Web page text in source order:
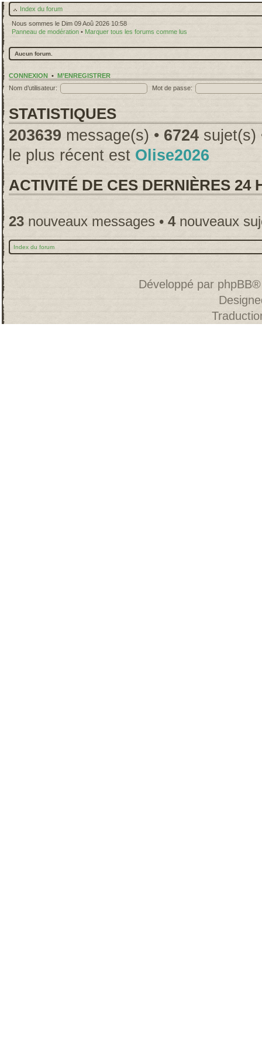
Index du forum
Nous sommes le Dim 09 Aoû 2026 10:58
Panneau de modération • Marquer tous les forums comme lus
Aucun forum.
CONNEXION • M’ENREGISTRER
Nom d’utilisateur:
Mot de passe:
STATISTIQUES
203639 message(s) • 6724 sujet(s)
le plus récent est Olise2026
ACTIVITÉ DE CES DERNIÈRES 24
23 nouveaux messages • 4nouveaux
Index du forum
Développé par phpBB®